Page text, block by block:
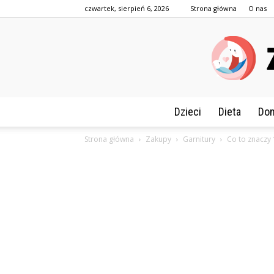
czwartek, sierpień 6, 2026 Strona główna O nas
Dzieci Dieta
Strona główna Zakupy Garnitury Co to